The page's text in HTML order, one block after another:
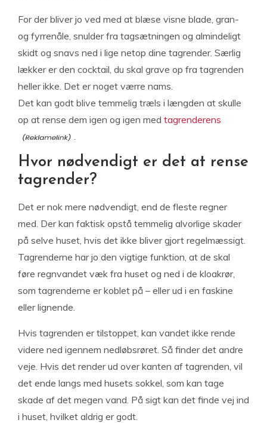
For der bliver jo ved med at blæse visne blade, gran-
og fyrrenåle, snulder fra tagsætningen og almindeligt
skidt og snavs ned i lige netop dine tagrender. Særlig
lækker er den cocktail, du skal grave op fra tagrenden
heller ikke. Det er noget værre nams.
Det kan godt blive temmelig træls i længden at skulle
op at rense dem igen og igen med tagrenderens
.
Hvor nødvendigt er det at rense
tagrender?
Det er nok mere nødvendigt, end de fleste regner
med. Der kan faktisk opstå temmelig alvorlige skader
på selve huset, hvis det ikke bliver gjort regelmæssigt.
Tagrenderne har jo den vigtige funktion, at de skal
føre regnvandet væk fra huset og ned i de kloakrør,
som tagrenderne er koblet på – eller ud i en faskine
eller lignende.
Hvis tagrenden er tilstoppet, kan vandet ikke rende
videre ned igennem nedløbsrøret. Så finder det andre
veje. Hvis det render ud over kanten af tagrenden, vil
det ende langs med husets sokkel, som kan tage
skade af det megen vand. På sigt kan det finde vej ind
i huset, hvilket aldrig er godt.